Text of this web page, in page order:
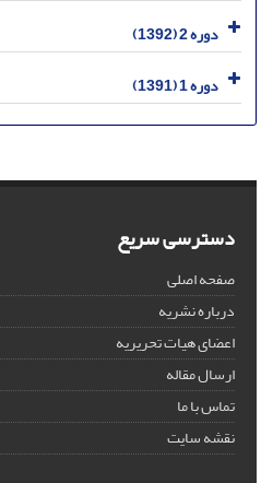
دوره 2 (1392)
دوره 1 (1391)
دسترسی سریع
صفحه اصلی
درباره نشریه
اعضای هیات تحریریه
ارسال مقاله
تماس با ما
نقشه سایت